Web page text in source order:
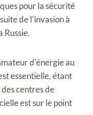
pour la sécurité
de l'invasion à
Russie.
d'énergie au
essentielle, étant
centres de
est sur le point